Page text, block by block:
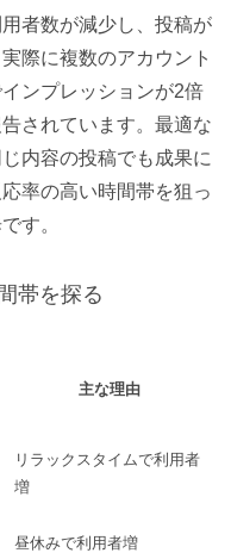
者数が減少し、投稿が
際に複数のアカウント
ンプレッションが2倍
されています。最適な
内容の投稿でも成果に
率の高い時間帯を狙っ
す。
帯を探る
主な理由
リラックスタイムで利用者
増
昼休みで利用者増